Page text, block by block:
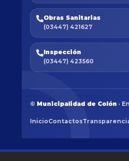
Obras Sanitarias
(03447) 421627
Inspección
(03447) 423560
© Municipalidad de Colón ·
InicioContactos